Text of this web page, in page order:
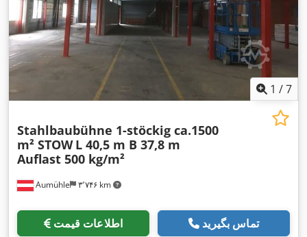
1 /7
Aumühle ۳٬۷۴۶ km
Stahlbaubühne 1-stöckig ca.1500
m² STOW L 40,5 m B 37,8 m
Auflast 500 kg/m²
اطلاعات قیمت تماس بگیرید